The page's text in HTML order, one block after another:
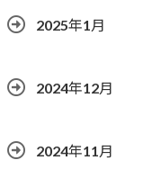
2025年1月
2024年12月
2024年11月